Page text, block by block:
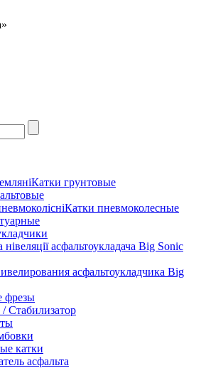
Катки грунтовые
Катки пневмоколесные
асфальтоукладчика Big
фрезы
/ Стабилизатор
катки
асфальта